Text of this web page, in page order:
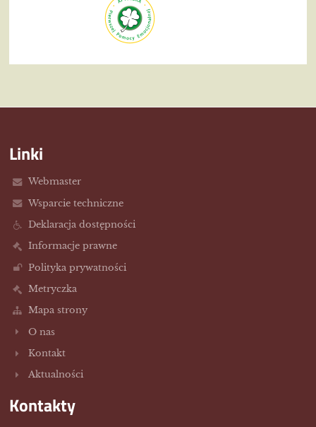
Linki
Webmaster
Wsparcie techniczne
Deklaracja dostępności
Informacje prawne
Polityka prywatności
Metryczka
Mapa strony
O nas
Kontakt
Aktualności
Kontakty